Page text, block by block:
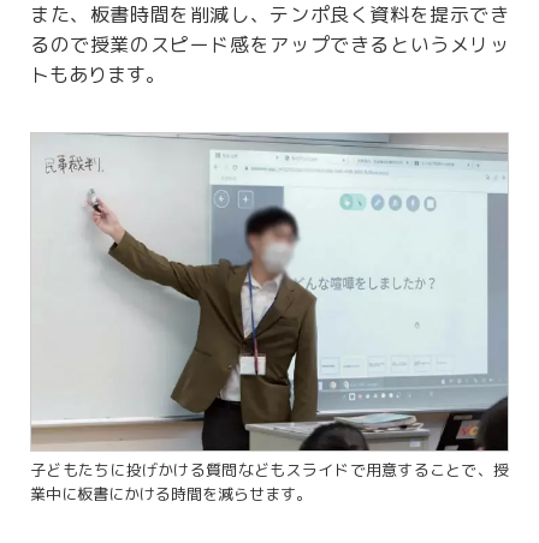
また、板書時間を削減し、テンポ良く資料を提示でき
るので授業のスピード感をアップできるというメリッ
トもあります。
子どもたちに投げかける質問などもスライドで用意することで、授
業中に板書にかける時間を減らせます。